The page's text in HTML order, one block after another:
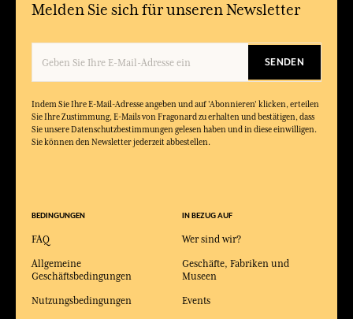
Melden Sie sich für unseren Newsletter
SENDEN
Indem Sie Ihre E-Mail-Adresse angeben und auf 'Abonnieren' klicken, erteilen
Sie Ihre Zustimmung, E-Mails von Fragonard zu erhalten und bestätigen, dass
Sie unsere Datenschutzbestimmungen gelesen haben und in diese einwilligen.
Sie können den Newsletter jederzeit abbestellen.
BEDINGUNGEN
FAQ
Allgemeine
Geschäftsbedingungen
Nutzungsbedingungen
IN BEZUG AUF
Wer sind wir?
Geschäfte, Fabriken und
Museen
Events